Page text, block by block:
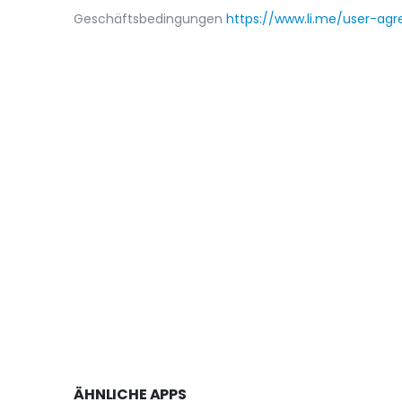
Geschäftsbedingungen https://www.li.me/user-
ÄHNLICHE APPS